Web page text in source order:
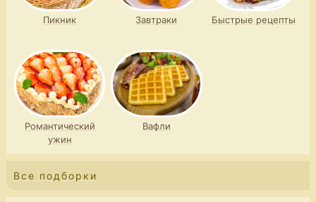
Пикник Завтраки Быстрые рецепты
Романтический
ужин
Вафли
Все подборки